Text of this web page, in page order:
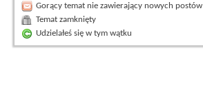
Gorący temat nie zawierający nowych postów
Temat zamknięty
Udzielałeś się w tym wątku